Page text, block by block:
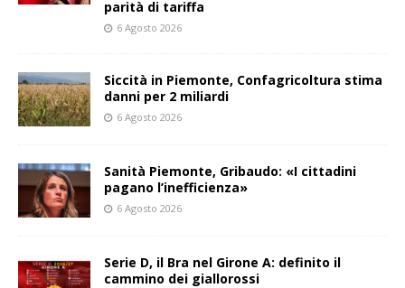
parità di tariffa
6 Agosto 2026
Siccità in Piemonte, Confagricoltura stima
danni per 2 miliardi
6 Agosto 2026
Sanità Piemonte, Gribaudo: «I cittadini
pagano l’inefficienza»
6 Agosto 2026
Serie D, il Bra nel Girone A: definito il
cammino dei giallorossi